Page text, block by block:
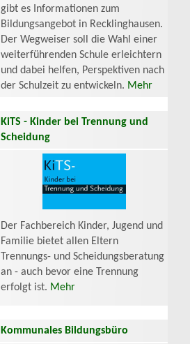
gibt es Informationen zum
Bildungsangebot in Recklinghausen.
Der Wegweiser soll die Wahl einer
weiterführenden Schule erleichtern
und dabei helfen, Perspektiven nach
der Schulzeit zu entwickeln. Mehr
KiTS - Kinder bei Trennung und
Scheidung
Der Fachbereich Kinder, Jugend und
Familie bietet allen Eltern
Trennungs- und Scheidungsberatung
an - auch bevor eine Trennung
erfolgt ist. Mehr
Kommunales Bildungsbüro